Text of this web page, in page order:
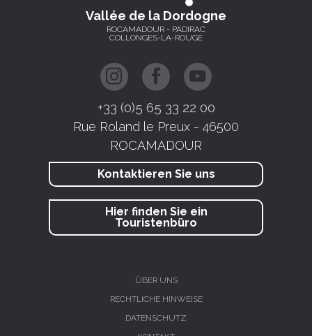
Vallée de la Dordogne
ROCAMADOUR - PADIRAC
COLLONGES-LA-ROUGE
+33 (0)5 65 33 22 00
Rue Roland le Preux - 46500
ROCAMADOUR
Kontaktieren Sie uns
Hier finden Sie ein
Touristenbüro
ÜBER UNS
RECHTLICHE HINWEISE
DATENSCHUTZ